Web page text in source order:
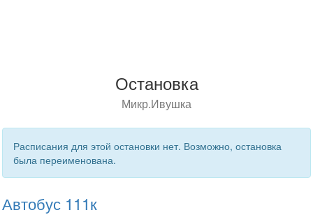
Остановка
Микр.Ивушка
Расписания для этой остановки нет. Возможно, остановка
была переименована.
Автобус 111к